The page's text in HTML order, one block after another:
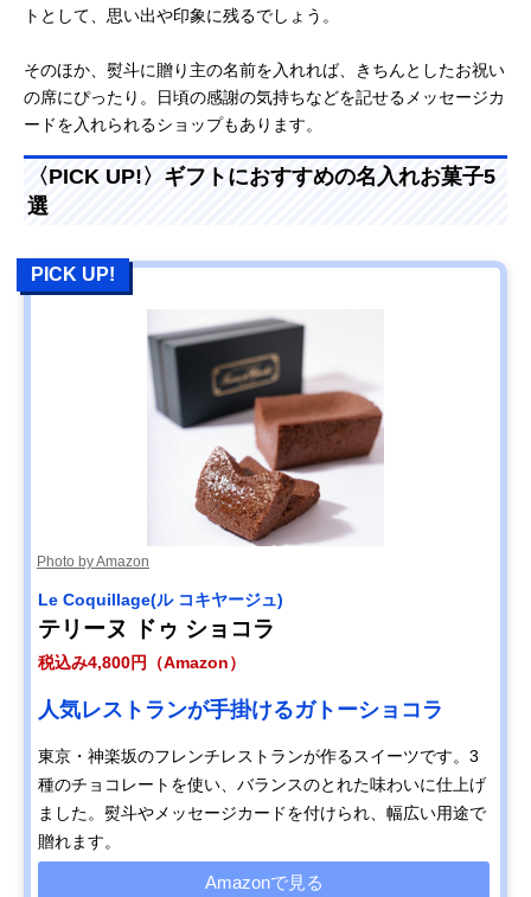
トとして、思い出や印象に残るでしょう。
そのほか、熨斗に贈り主の名前を入れれば、きちんとしたお祝い
の席にぴったり。日頃の感謝の気持ちなどを記せるメッセージカ
ードを入れられるショップもあります。
〈PICK UP!〉ギフトにおすすめの名入れお菓子5
選
PICK UP!
Photo by Amazon
Le Coquillage(ル コキヤージュ)
テリーヌ ドゥ ショコラ
税込み4,800円（Amazon）
人気レストランが手掛けるガトーショコラ
東京・神楽坂のフレンチレストランが作るスイーツです。3
種のチョコレートを使い、バランスのとれた味わいに仕上げ
ました。熨斗やメッセージカードを付けられ、幅広い用途で
贈れます。
Amazonで見る